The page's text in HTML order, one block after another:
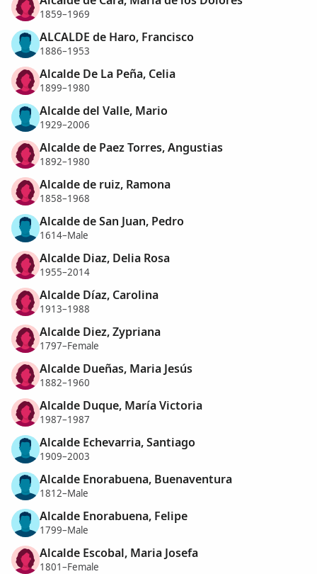
1859–1969
ALCALDE de Haro, Francisco
1886–1953
Alcalde De La Peña, Celia
1899–1980
Alcalde del Valle, Mario
1929–2006
Alcalde de Paez Torres, Angustias
1892–1980
Alcalde de ruiz, Ramona
1858–1968
Alcalde de San Juan, Pedro
1614–Male
Alcalde Diaz, Delia Rosa
1955–2014
Alcalde Díaz, Carolina
1913–1988
Alcalde Diez, Zypriana
1797–Female
Alcalde Dueñas, Maria Jesús
1882–1960
Alcalde Duque, María Victoria
1987–1987
Alcalde Echevarria, Santiago
1909–2003
Alcalde Enorabuena, Buenaventura
1812–Male
Alcalde Enorabuena, Felipe
1799–Male
Alcalde Escobal, Maria Josefa
1801–Female